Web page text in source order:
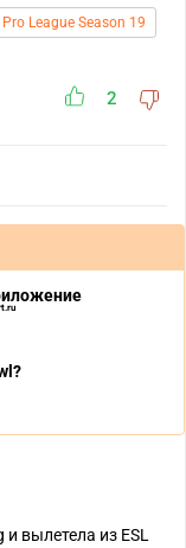
Pro League Season 19
2
вылетела из ESL